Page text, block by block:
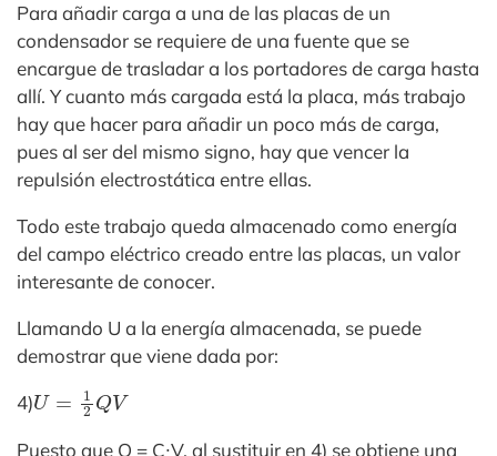
Para añadir carga a una de las placas de un
condensador se requiere de una fuente que se
encargue de trasladar a los portadores de carga hasta
allí. Y cuanto más cargada está la placa, más trabajo
hay que hacer para añadir un poco más de carga,
pues al ser del mismo signo, hay que vencer la
repulsión electrostática entre ellas.
Todo este trabajo queda almacenado como energía
del campo eléctrico creado entre las placas, un valor
interesante de conocer.
Llamando U a la energía almacenada, se puede
demostrar que viene dada por:
4)U= 2 QV
Puesto que Q = C∙V, al sustituir en 4) se obtiene una